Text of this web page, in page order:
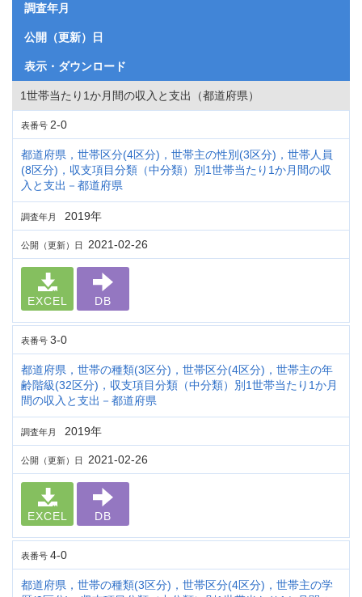
調査年月
公開（更新）日
表示・ダウンロード
1世帯当たり1か月間の収入と支出（都道府県）
表番号 2-0
都道府県，世帯区分(4区分)，世帯主の性別(3区分)，世帯人員
(8区分)，収支項目分類（中分類）別1世帯当たり1か月間の収
入と支出－都道府県
調査年月 2019年
公開（更新）日 2021-02-26
EXCEL DB
表番号 3-0
都道府県，世帯の種類(3区分)，世帯区分(4区分)，世帯主の年
齢階級(32区分)，収支項目分類（中分類）別1世帯当たり1か月
間の収入と支出－都道府県
調査年月 2019年
公開（更新）日 2021-02-26
EXCEL DB
表番号 4-0
都道府県，世帯の種類(3区分)，世帯区分(4区分)，世帯主の学